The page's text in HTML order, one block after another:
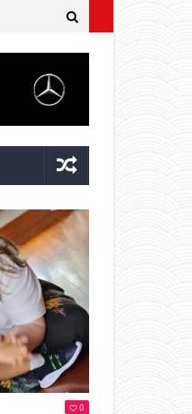
em prol do Dia Mundial do
0